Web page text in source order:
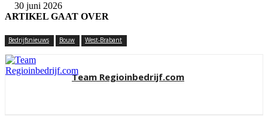
30 juni 2026
ARTIKEL GAAT OVER
Bedrijfsnieuws Bouw West-Brabant
Team Regioinbedrijf.com